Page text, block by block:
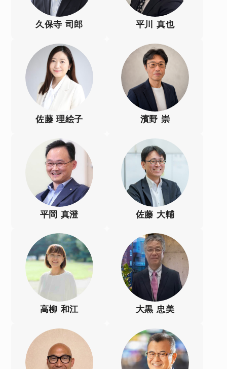
久保寺 司郎 平川 真也
佐藤 理絵子 濱野 崇
平岡 真澄 佐藤 大輔
高柳 和江 大黒 忠美